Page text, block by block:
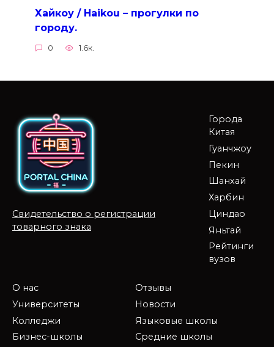
Хайкоу / Haikou – прогулки по
городу.
0 1.6к.
Свидетельство о регистрации
товарного знака
Города
Китая
Гуанчжоу
Пекин
Шанхай
Харбин
Циндао
Яньтай
Рейтинги
вузов
О нас
Университеты
Колледжи
Бизнес-школы
Отзывы
Новости
Языковые школы
Средние школы